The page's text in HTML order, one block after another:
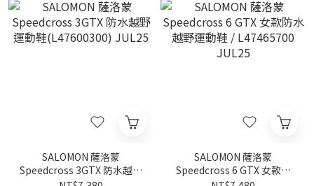
SALOMON 薩洛蒙
Speedcross 3GTX 防水越野
SALOMON 薩洛蒙
Speedcross 6 GTX 女款防
水越野運動鞋 / L47465700